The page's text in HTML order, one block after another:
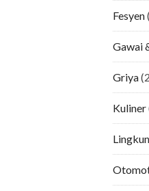
Fesyen
Gawai
Griya
Kuliner